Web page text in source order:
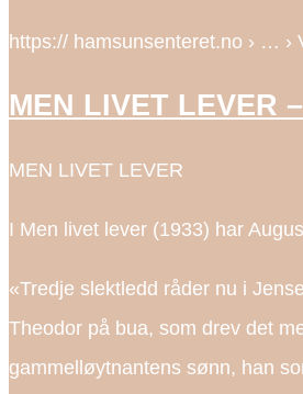
https:// hamsunsenteret.no › … ›
MEN LIVET LEVER
MEN LIVET LEVER
I Men livet lever (1933) har
«Tredje slektledd råder nu i
Theodor på bua, som drev det
gammelløytnantens sønn, han